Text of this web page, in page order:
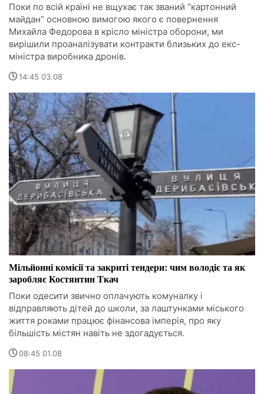
Поки по всій країні не вщухає так званий “картонний
майдан” основною вимогою якого є повернення
Михайла Федорова в крісло міністра оборони, ми
вирішили проаналізувати контракти близьких до екс-
міністра виробника дронів.
14:45 03.08
Мільйонні комісії та закриті тендери: чим володіє та як
заробляє Костянтин Ткач
Поки одесити звично оплачують комуналку і
відправляють дітей до школи, за лаштунками міського
життя роками працює фінансова імперія, про яку
більшість містян навіть не здогадується.
08:45 01.08